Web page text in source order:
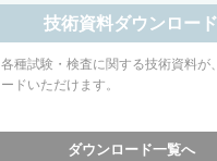
技術資料ダウンロード
各種試験・検査に関する技術資料が
ードいただけます。
ダウンロード一覧へ